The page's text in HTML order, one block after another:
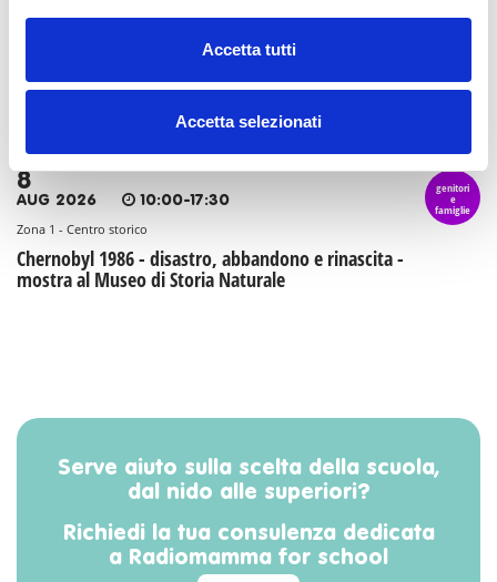
Accetta tutti
Accetta selezionati
8
La Conca social bar: aperitivi e cene a misura di
genitori
8
AUG 2026 10:00-17:30
Zona 1 - Centro storico
Chernobyl 1986 - disastro, abbandono e rinascita -
mostra al Museo di Storia Naturale
genitori
e
famiglie
Serve aiuto sulla scelta della scuola,
dal nido alle superiori?
Richiedi la tua consulenza dedicata
a Radiomamma for school